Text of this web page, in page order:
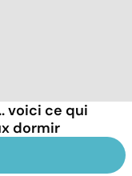
voici ce qui
dormir